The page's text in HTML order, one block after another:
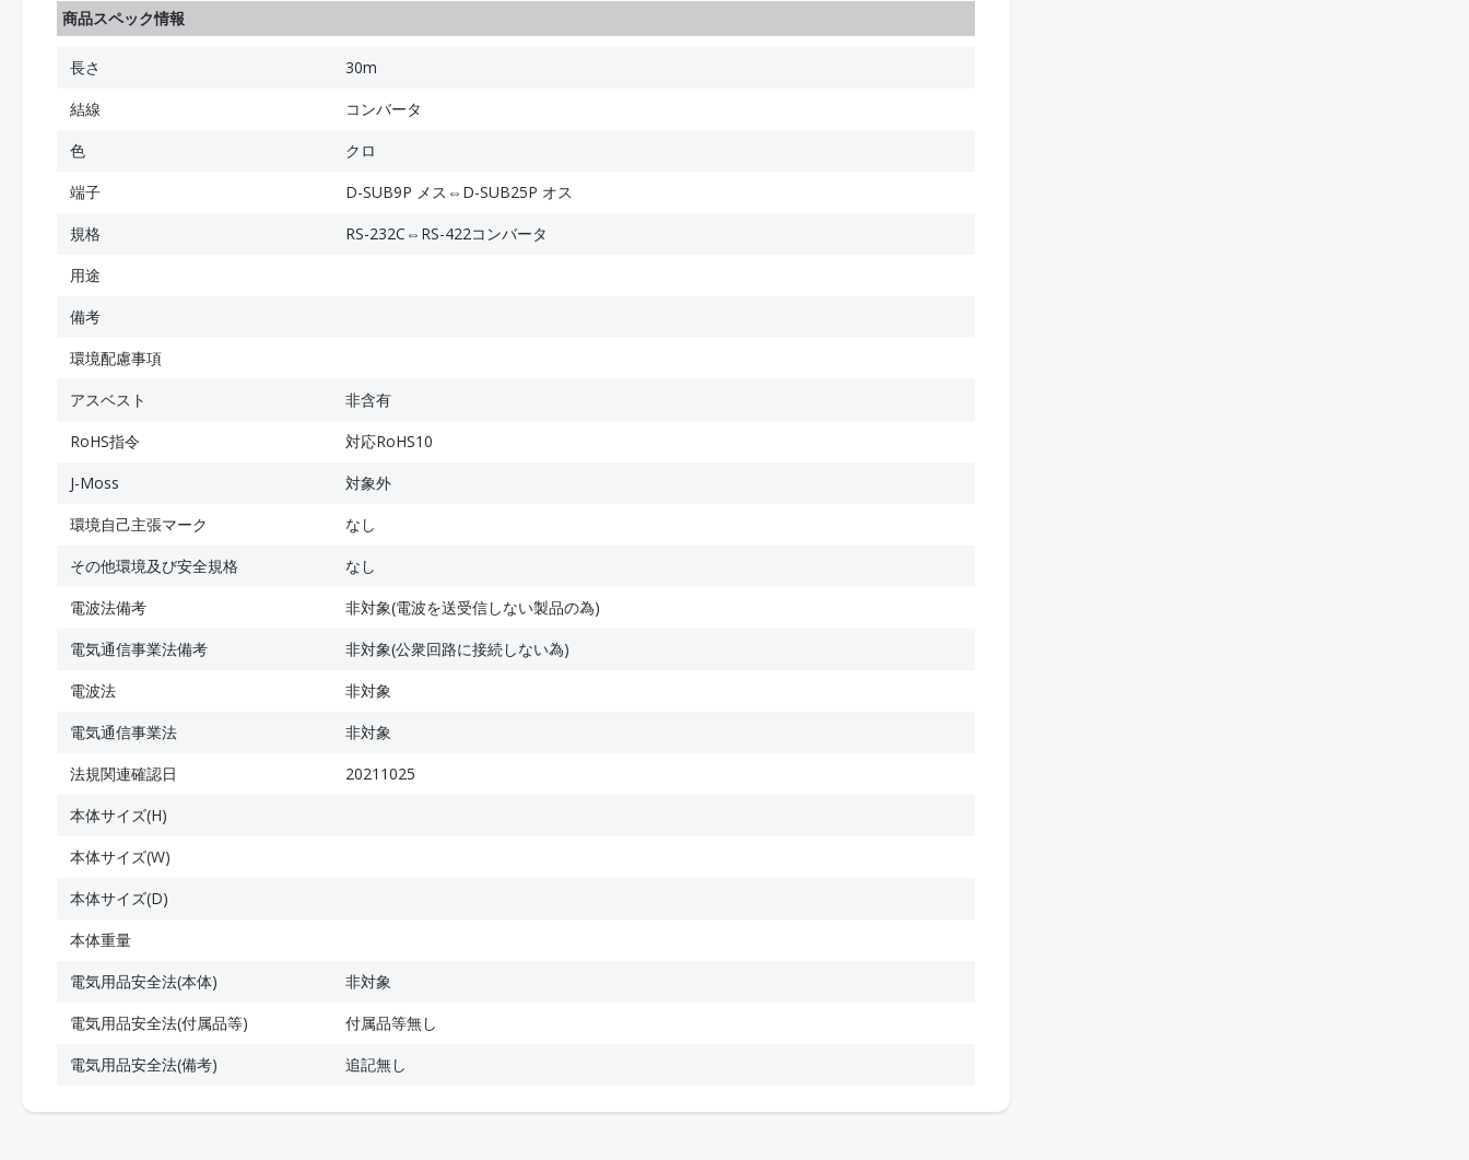
商品スペック情報
長さ
30m
結線
コンバータ
色
クロ
端子
D-SUB9P メス⇔D-SUB25P オス
規格
RS-232C⇔RS-422コンバータ
用途
備考
環境配慮事項
アスベスト
非含有
RoHS指令
対応RoHS10
J-Moss
対象外
環境自己主張マーク
なし
その他環境及び安全規格
なし
電波法備考
非対象(電波を送受信しない製品の為)
電気通信事業法備考
非対象(公衆回路に接続しない為)
電波法
非対象
電気通信事業法
非対象
法規関連確認日
20211025
本体サイズ(H)
本体サイズ(W)
本体サイズ(D)
本体重量
電気用品安全法(本体)
非対象
電気用品安全法(付属品等)
付属品等無し
電気用品安全法(備考)
追記無し